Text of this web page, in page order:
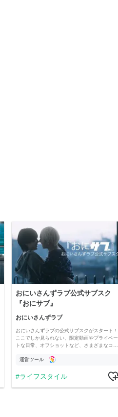
おにいさんずラブ公式サブスク
『おにサブ』
おにいさんずラブ
おにいさんずラブの公式サブスクがスタート！
ここでしか見られない、限定動画やプライベー
トな日常、オフショットなど、さまざまなコ…
運営ツール
ライフスタイル